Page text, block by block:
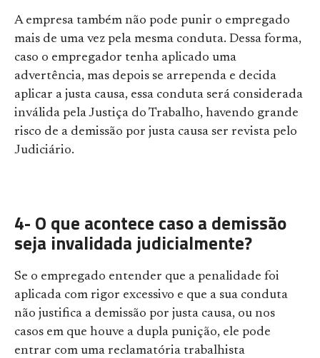
A empresa também não pode punir o empregado
mais de uma vez pela mesma conduta. Dessa forma,
caso o empregador tenha aplicado uma
advertência, mas depois se arrependa e decida
aplicar a justa causa, essa conduta será considerada
inválida pela Justiça do Trabalho, havendo grande
risco de a demissão por justa causa ser revista pelo
Judiciário.
4- O que acontece caso a demissão
seja invalidada judicialmente?
Se o empregado entender que a penalidade foi
aplicada com rigor excessivo e que a sua conduta
não justifica a demissão por justa causa, ou nos
casos em que houve a dupla punição, ele pode
entrar com uma reclamatória trabalhista